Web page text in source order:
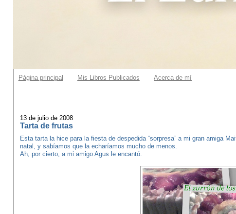
Página principal Mis Libros Publicados Acerca de mí
13 de julio de 2008
Tarta de frutas
Esta tarta la hice para la fiesta de despedida “sorpresa” a mi gran amiga
natal, y sabíamos que la echaríamos mucho de menos.
Ah, por cierto, a mi amigo Agus le encantó.